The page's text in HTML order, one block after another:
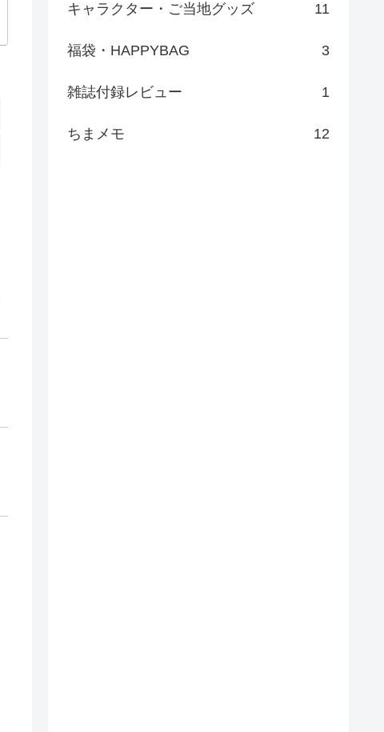
キャラクター・ご当地グッズ 11
福袋・HAPPYBAG 3
雑誌付録レビュー 1
ちまメモ 12